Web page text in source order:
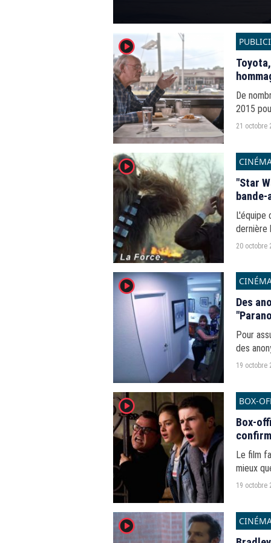
player2
De
2015
vers le
21 octobre
player2
"Star
L'équipe
dernière
salles du
20 octobre
player2
Des
Pour
des
qu'il
19 octobre
player2 BOX-
Box-
Le film
mieux
19 octobre
player2